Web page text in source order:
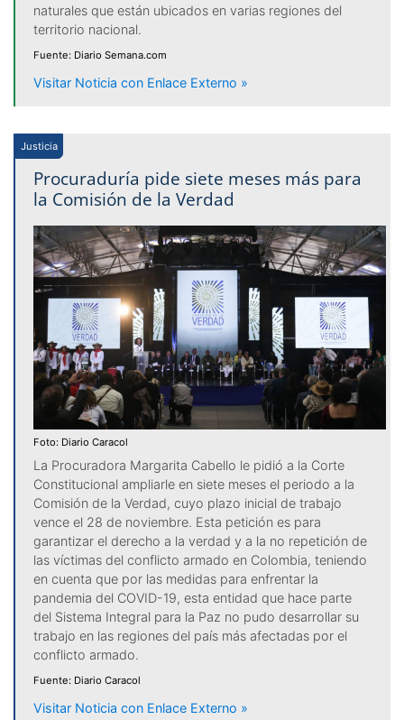
naturales que están ubicados en varias regiones del
territorio nacional.
Fuente: Diario Semana.com
Visitar Noticia con Enlace Externo »
Justicia
Procuraduría pide siete meses más para
la Comisión de la Verdad
Foto: Diario Caracol
La Procuradora Margarita Cabello le pidió a la Corte
Constitucional ampliarle en siete meses el periodo a la
Comisión de la Verdad, cuyo plazo inicial de trabajo
vence el 28 de noviembre. Esta petición es para
garantizar el derecho a la verdad y a la no repetición de
las víctimas del conflicto armado en Colombia, teniendo
en cuenta que por las medidas para enfrentar la
pandemia del COVID-19, esta entidad que hace parte
del Sistema Integral para la Paz no pudo desarrollar su
trabajo en las regiones del país más afectadas por el
conflicto armado.
Fuente: Diario Caracol
Visitar Noticia con Enlace Externo »